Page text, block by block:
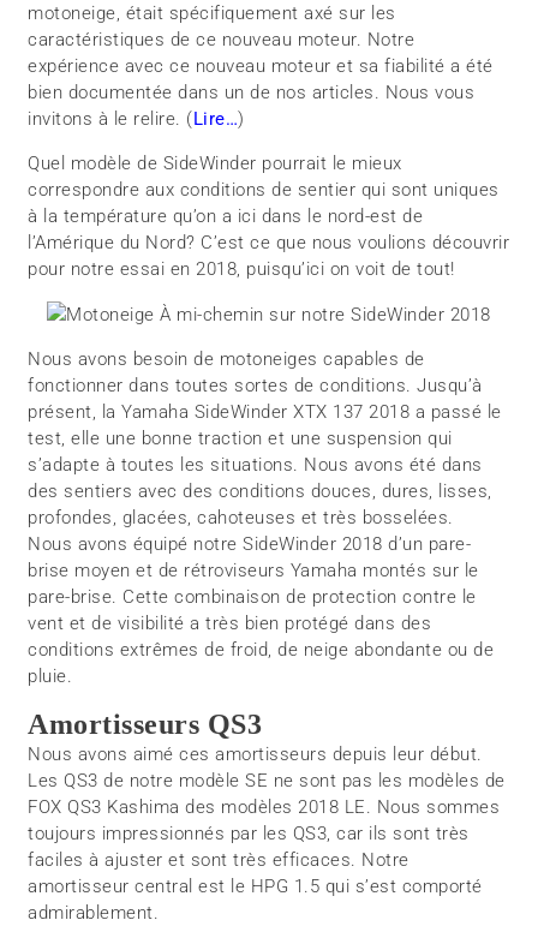
motoneige, était spécifiquement axé sur les
caractéristiques de ce nouveau moteur. Notre
expérience avec ce nouveau moteur et sa fiabilité a été
bien documentée dans un de nos articles. Nous vous
invitons à le relire. ( Lire…)
Quel modèle de SideWinder pourrait le mieux
correspondre aux conditions de sentier qui sont uniques
à la température qu’on a ici dans le nord-est de
l’Amérique du Nord? C’est ce que nous voulions découvrir
pour notre essai en 2018, puisqu’ici on voit de tout!
Nous avons besoin de motoneiges capables de
fonctionner dans toutes sortes de conditions. Jusqu’à
présent, la Yamaha SideWinder XTX 137 2018 a passé le
test, elle une bonne traction et une suspension qui
s’adapte à toutes les situations. Nous avons été dans
des sentiers avec des conditions douces, dures, lisses,
profondes, glacées, cahoteuses et très bosselées.
Nous avons équipé notre SideWinder 2018 d’un pare-
brise moyen et de rétroviseurs Yamaha montés sur le
pare-brise. Cette combinaison de protection contre le
vent et de visibilité a très bien protégé dans des
conditions extrêmes de froid, de neige abondante ou de
pluie.
Amortisseurs QS3
Nous avons aimé ces amortisseurs depuis leur début.
Les QS3 de notre modèle SE ne sont pas les modèles de
FOX QS3 Kashima des modèles 2018 LE. Nous sommes
toujours impressionnés par les QS3, car ils sont très
faciles à ajuster et sont très efficaces. Notre
amortisseur central est le HPG 1.5 qui s’est comporté
admirablement.